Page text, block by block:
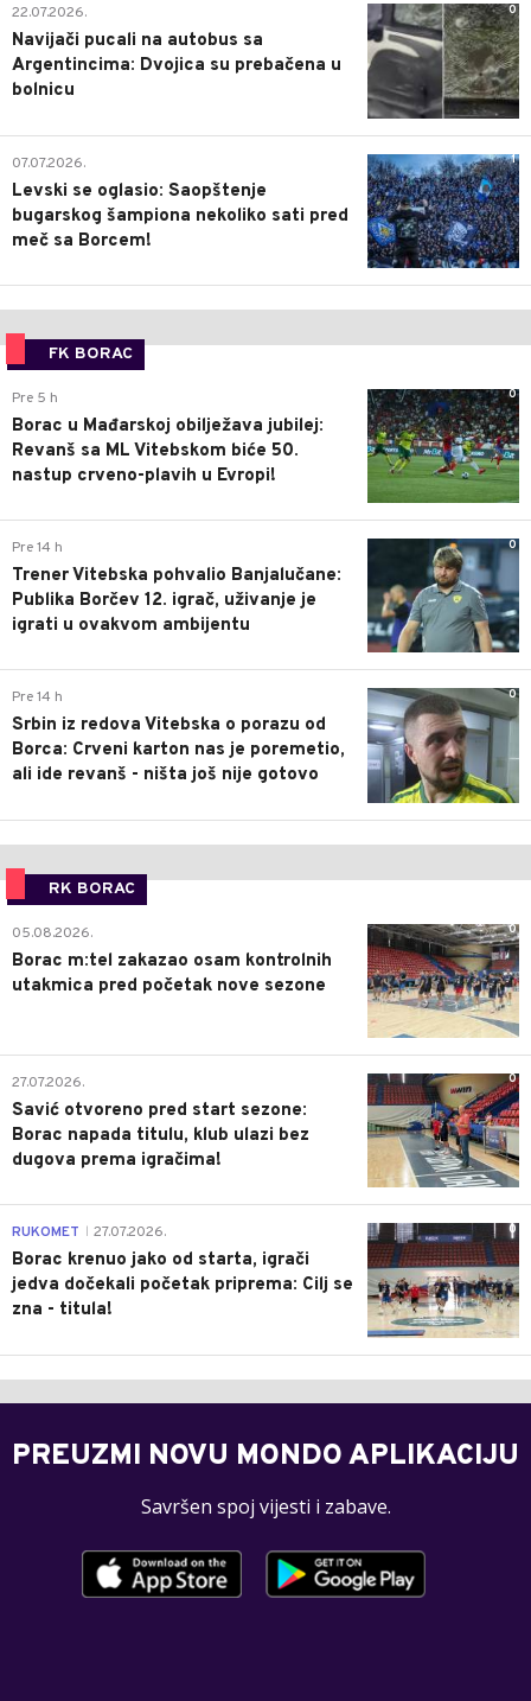
0
22.07.2026.
Navijači pucali na autobus sa
Argentincima: Dvojica su prebačena u
bolnicu
1
07.07.2026.
Levski se oglasio: Saopštenje
bugarskog šampiona nekoliko sati pred
meč sa Borcem!
FK BORAC
0
Pre 5 h
Borac u Mađarskoj obilježava jubilej:
Revanš sa ML Vitebskom biće 50.
nastup crveno-plavih u Evropi!
0
Pre 14 h
Trener Vitebska pohvalio Banjalučane:
Publika Borčev 12. igrač, uživanje je
igrati u ovakvom ambijentu
0
Pre 14 h
Srbin iz redova Vitebska o porazu od
Borca: Crveni karton nas je poremetio,
ali ide revanš - ništa još nije gotovo
RK BORAC
0
05.08.2026.
Borac m:tel zakazao osam kontrolnih
utakmica pred početak nove sezone
0
27.07.2026.
Savić otvoreno pred start sezone:
Borac napada titulu, klub ulazi bez
dugova prema igračima!
0
RUKOMET 27.07.2026.
Borac krenuo jako od starta, igrači
jedva dočekali početak priprema: Cilj se
zna - titula!
PREUZMI NOVU MONDO APLIKACIJU
Savršen spoj vijesti i zabave.